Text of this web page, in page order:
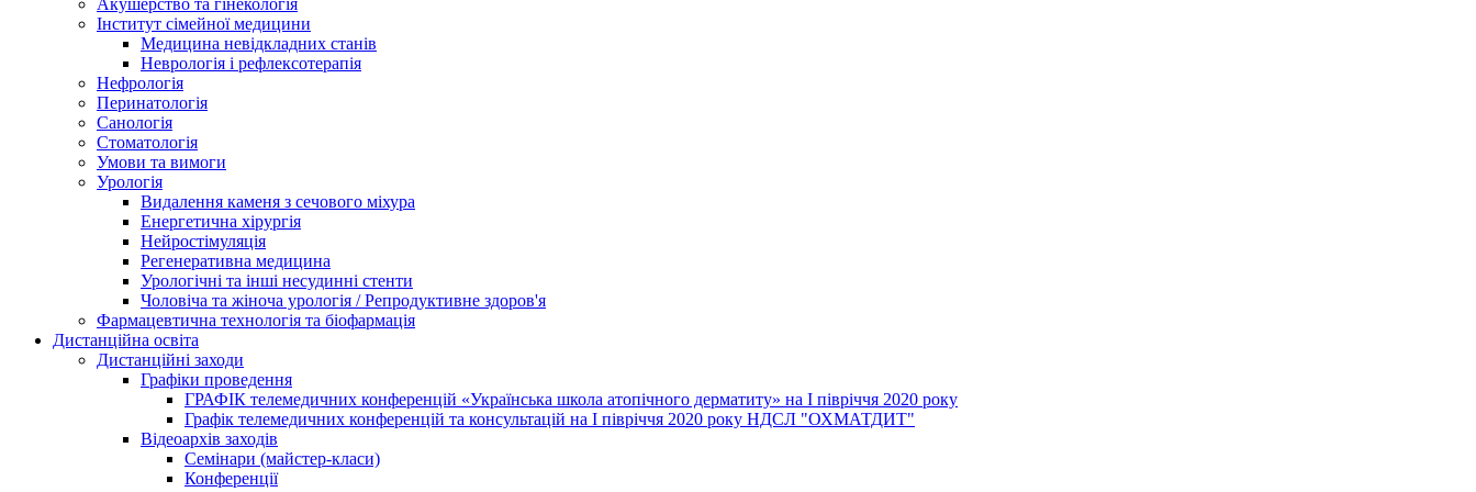
Акушерство та гінекологія
Інститут сімейної медицини
Медицина невідкладних станів
Неврологія і рефлексотерапія
Нефрологія
Перинатологія
Санологія
Стоматологія
Умови та вимоги
Урологія
Видалення каменя з сечового міхура
Енергетична хірургія
Нейростімуляція
Регенеративна медицина
Урологічні та інші несудинні стенти
Чоловіча та жіноча урологія / Репродуктивне здоров'я
Фармацевтична технологія та біофармація
Дистанційна освіта
Дистанційні заходи
Графіки проведення
ГРАФІК телемедичних конференцій «Українська школа атопічного дерматиту» на І півріччя 2020 року
Графік телемедичних конференцій та консультацій на І півріччя 2020 року НДСЛ "ОХМАТДИТ"
Відеоархів заходів
Семінари (майстер-класи)
Конференції